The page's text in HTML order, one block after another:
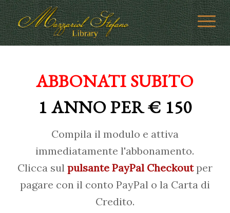
ABBONATI SUBITO
1 ANNO PER € 150
Compila il modulo e attiva
immediatamente l'abbonamento.
Clicca sul pulsante PayPal Checkoutper
pagare con il conto PayPal o la Carta di
Credito.